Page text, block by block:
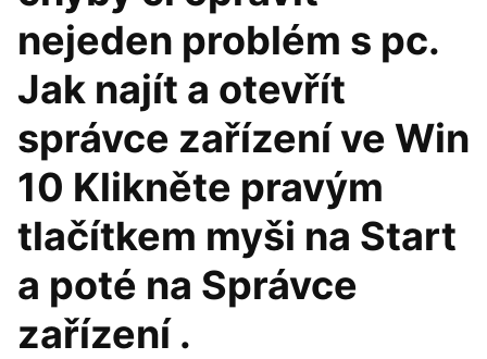
nejeden problém s pc.
Jak najít a otevřít
správce zařízení ve Win
10 Klikněte pravým
tlačítkem myši na Start
a poté na Správce
zařízení .